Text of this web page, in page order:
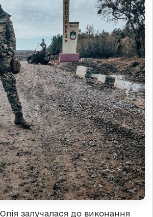
залучалася до виконання